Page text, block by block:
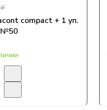
compact + 1 уп.
№50